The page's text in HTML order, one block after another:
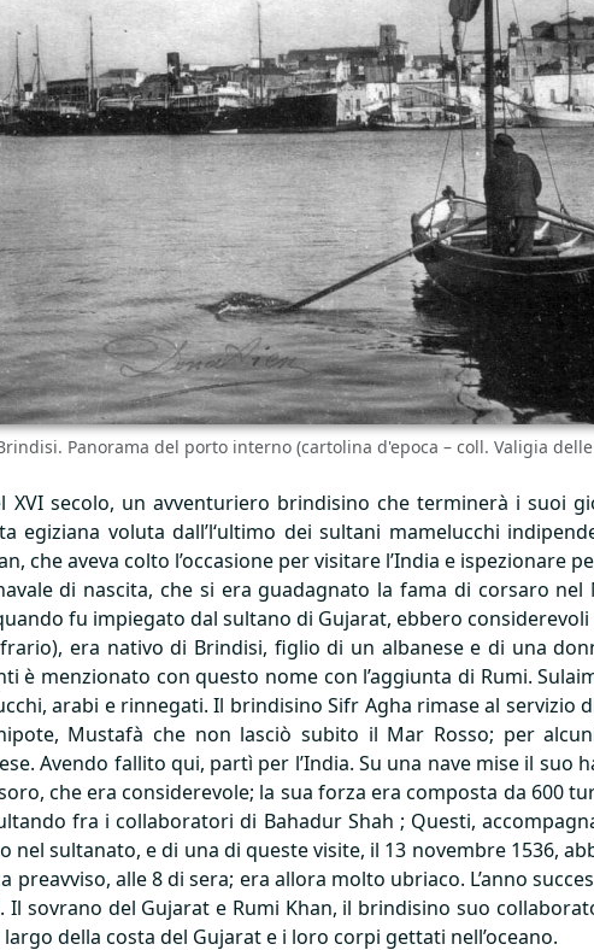
Panorama del porto interno (cartolina d'epoca – coll. Valigia
XVIsecolo, un avventuriero brindisino che terminerà i suoi
egiziana voluta dall’l‘ultimo dei sultani mamelucchi
che aveva colto l’occasione per visitare l’India e ispezionare
di nascita, che si era guadagnato la fama di corsaro
fu impiegato dal sultano di Gujarat, ebbero considerevoli
era nativo di Brindisi, figlio di un albanese e di una
è menzionato con questo nome con l’aggiunta di Rumi.
arabi e rinnegati. Il brindisino Sifr Agha rimase al servizio
Mustafà che non lasciò subito il Mar Rosso; per
Avendo fallito qui, partì per l’India. Su una nave mise il suo
che era considerevole; la sua forza era composta da 600
fra i collaboratori di Bahadur Shah ; Questi,
sultanato, e di una di queste visite, il 13 novembre 1536,
preavviso, alle 8 di sera; era allora molto ubriaco. L’anno
Il sovrano del Gujarat e Rumi Khan, il brindisino suo
della costa del Gujarat e i loro corpi gettati nell’oceano.